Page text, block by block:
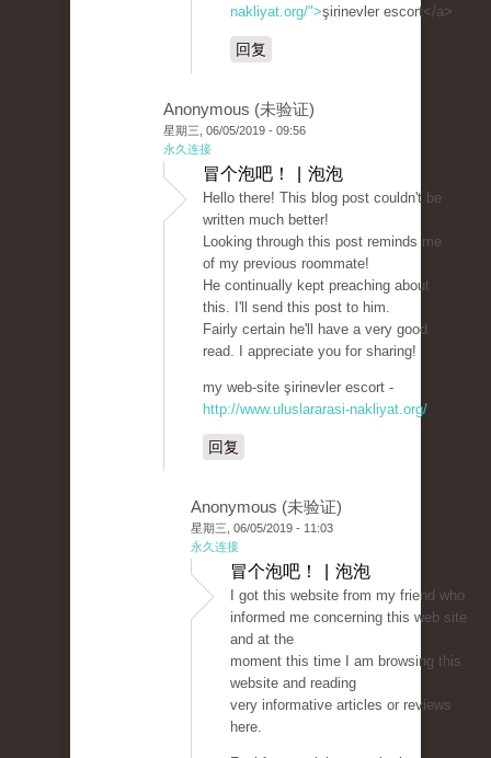
nakliyat.org/">şirinevler escort</a>
回复
Anonymous (未验证)
星期三, 06/05/2019 - 09:56
永久连接
冒个泡吧！ | 泡泡
Hello there! This blog post couldn't be
written much better!
Looking through this post reminds me
of my previous roommate!
He continually kept preaching about
this. I'll send this post to him.
Fairly certain he'll have a very good
read. I appreciate you for sharing!
my web-site şirinevler escort -
http://www.uluslararasi-nakliyat.org/
回复
Anonymous (未验证)
星期三, 06/05/2019 - 11:03
永久连接
冒个泡吧！ | 泡泡
I got this website from my friend who
informed me concerning this web site
and at the
moment this time I am browsing this
website and reading
very informative articles or reviews
here.